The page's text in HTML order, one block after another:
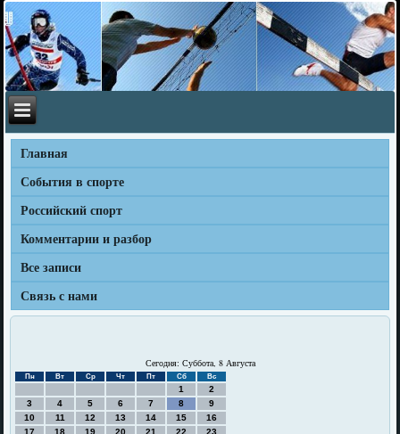
Главная
События в спорте
Российский спорт
Комментарии и разбор
Все записи
Связь с нами
Сегодня: Суббота, 8 Августа
Пн Вт Ср Чт Пт Сб Вс
1
2
3
4 5 6 7 8
9
10
11 12 13 14 15
16
17
18 19 20 21 22
23